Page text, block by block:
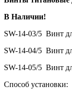
В Наличии!
SW-14-03/5 Винт
SW-14-04/5 Винт
SW-14-05/5 Винт
Способ установки: